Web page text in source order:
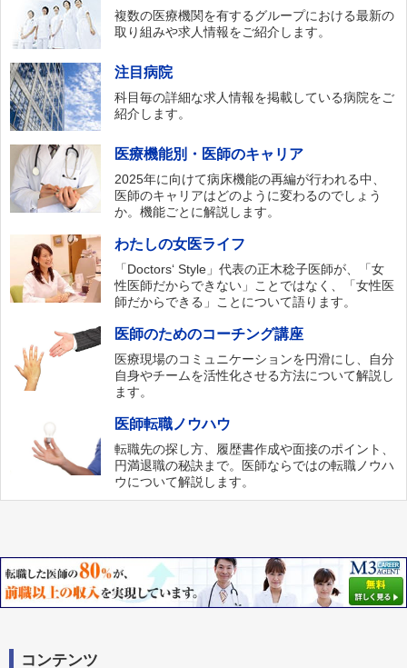
複数の医療機関を有するグループにおける最新の
取り組みや求人情報をご紹介します。
注目病院
科目毎の詳細な求人情報を掲載している病院をご
紹介します。
医療機能別・医師のキャリア
2025年に向けて病床機能の再編が行われる中、
医師のキャリアはどのように変わるのでしょう
か。機能ごとに解説します。
わたしの女医ライフ
「Doctors‘ Style」代表の正木稔子医師が、「女
性医師だからできない」ことではなく、「女性医
師だからできる」ことについて語ります。
医師のためのコーチング講座
医療現場のコミュニケーションを円滑にし、自分
自身やチームを活性化させる方法について解説し
ます。
医師転職ノウハウ
転職先の探し方、履歴書作成や面接のポイント、
円満退職の秘訣まで。医師ならではの転職ノウハ
ウについて解説します。
コンテンツ